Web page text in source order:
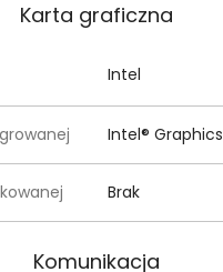
Karta graficzna
Intel
Intel® Graphics
Brak
Komunikacja